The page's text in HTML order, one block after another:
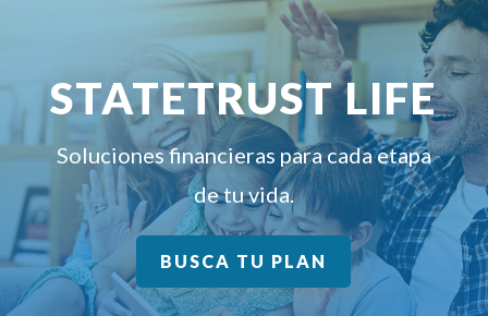
STATETRUST LIFE
Soluciones financieras para cada etapa
de tu vida.
BUSCA TU PLAN